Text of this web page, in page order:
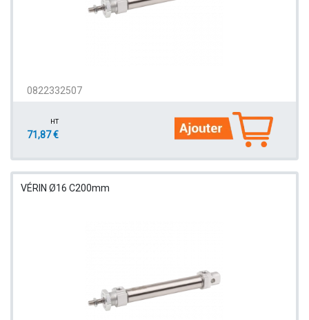
0822332507
HT
71,87 €
VÉRIN Ø16 C200mm